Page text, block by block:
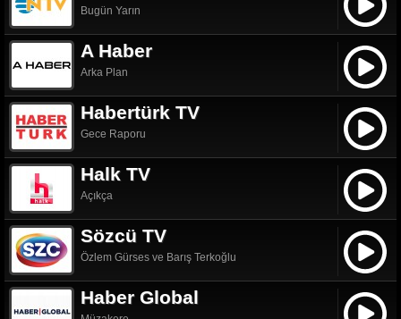
Bugün Yarın
A Haber
Arka Plan
Habertürk TV
Gece Raporu
Halk TV
Açıkça
Sözcü TV
Özlem Gürses ve Barış Terkoğlu
Haber Global